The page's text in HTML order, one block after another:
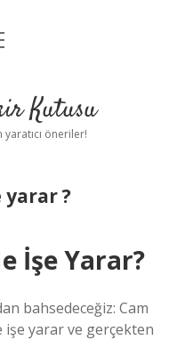
Kutusu
öneriler!
yarar ?
İşe Yarar?
bahsedeceğiz: Cam
yarar ve gerçekten